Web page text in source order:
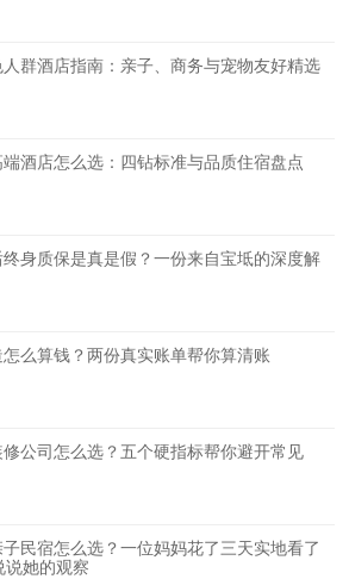
群酒店指南：亲子、商务与宠物友好精选
酒店怎么选：四钻标准与品质住宿盘点
身质保是真是假？一份来自宝坻的深度解
么算钱？两份真实账单帮你算清账
修公司怎么选？五个硬指标帮你避开常见
民宿怎么选？一位妈妈花了三天实地看了
说她的观察